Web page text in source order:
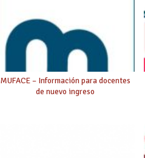
MUFACE – Información para docentes
de nuevo ingreso